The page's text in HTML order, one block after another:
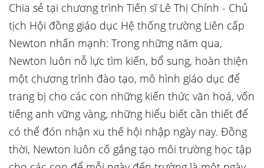
Chia sẻ tại chương trình Tiến sĩ Lê Thị Chính - Chủ
tịch Hội đồng giáo dục Hệ thống trường Liên cấp
Newton nhấn mạnh: Trong những năm qua,
Newton luôn nỗ lực tìm kiến, bổ sung, hoàn thiện
một chương trình đào tạo, mô hình giáo dục để
trang bị cho các con những kiến thức văn hoá, vốn
tiếng anh vững vàng, những hiểu biết cần thiết để
có thể đón nhận xu thế hội nhập ngày nay. Đồng
thời, Newton luôn cố gắng tạo môi trường học tập